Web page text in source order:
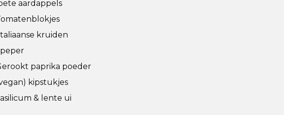
aardappels
kruiden
paprika poeder
kipstukjes
& lente ui